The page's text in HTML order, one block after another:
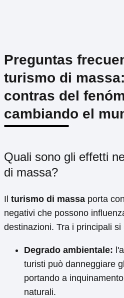
Preguntas
turismo di
contras del
cambiando el
Quali sono gli effetti
di massa?
Il turismo di massa porta
negativi che possono
destinazioni. Tra i principali
Degrado ambientale:
turisti può danneggiare
portando a
naturali.